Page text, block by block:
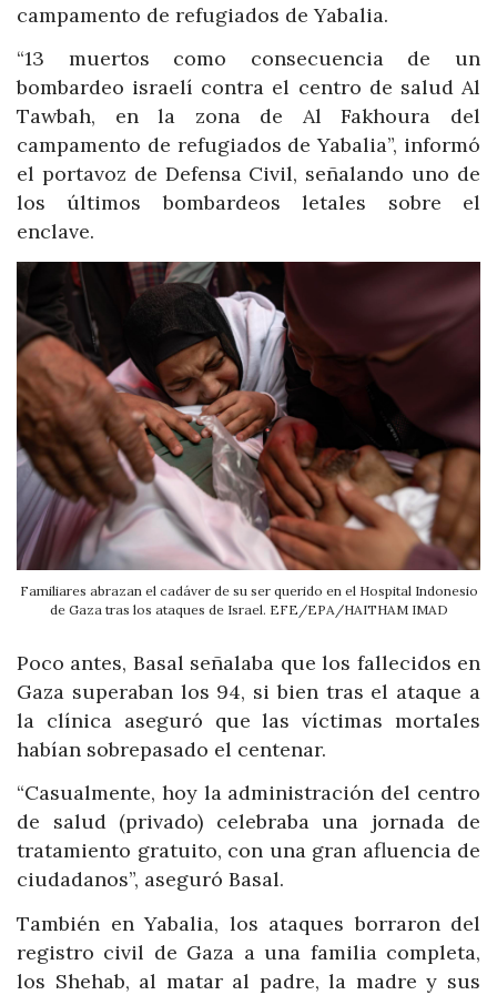
campamento de refugiados de Yabalia.
“13 muertos como consecuencia de un
bombardeo israelí contra el centro de salud Al
Tawbah, en la zona de Al Fakhoura del
campamento de refugiados de Yabalia”, informó
el portavoz de Defensa Civil, señalando uno de
los últimos bombardeos letales sobre el
enclave.
Familiares abrazan el cadáver de su ser querido en el Hospital Indonesio
de Gaza tras los ataques de Israel. EFE/EPA/HAITHAM IMAD
Poco antes, Basal señalaba que los fallecidos en
Gaza superaban los 94, si bien tras el ataque a
la clínica aseguró que las víctimas mortales
habían sobrepasado el centenar.
“Casualmente, hoy la administración del centro
de salud (privado) celebraba una jornada de
tratamiento gratuito, con una gran afluencia de
ciudadanos”, aseguró Basal.
También en Yabalia, los ataques borraron del
registro civil de Gaza a una familia completa,
los Shehab, al matar al padre, la madre y sus